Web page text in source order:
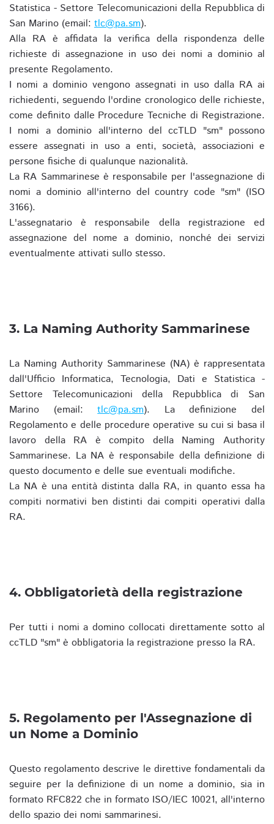
Statistica - Settore Telecomunicazioni della Repubblica di
San Marino (email: tlc@pa.sm).
Alla RA è affidata la verifica della rispondenza delle
richieste di assegnazione in uso dei nomi a dominio al
presente Regolamento.
I nomi a dominio vengono assegnati in uso dalla RA ai
richiedenti, seguendo l'ordine cronologico delle richieste,
come definito dalle Procedure Tecniche di Registrazione.
I nomi a dominio all'interno del ccTLD "sm" possono
essere assegnati in uso a enti, società, associazioni e
persone fisiche di qualunque nazionalità.
La RA Sammarinese è responsabile per l'assegnazione di
nomi a dominio all'interno del country code "sm" (ISO
3166).
L'assegnatario è responsabile della registrazione ed
assegnazione del nome a dominio, nonché dei servizi
eventualmente attivati sullo stesso.
3. La Naming Authority Sammarinese
La Naming Authority Sammarinese (NA) è rappresentata
dall'Ufficio Informatica, Tecnologia, Dati e Statistica -
Settore Telecomunicazioni della Repubblica di San
Marino (email:tlc@pa.sm). La definizione del
Regolamento e delle procedure operative su cui si basa il
lavoro della RA è compito della Naming Authority
Sammarinese. La NA è responsabile della definizione di
questo documento e delle sue eventuali modifiche.
La NA è una entità distinta dalla RA, in quanto essa ha
compiti normativi ben distinti dai compiti operativi dalla
RA.
4. Obbligatorietà della registrazione
Per tutti i nomi a domino collocati direttamente sotto al
ccTLD "sm" è obbligatoria la registrazione presso la RA.
5. Regolamento per l'Assegnazione di
un Nome a Dominio
Questo regolamento descrive le direttive fondamentali da
seguire per la definizione di un nome a dominio, sia in
formato RFC822 che in formato ISO/IEC 10021, all'interno
dello spazio dei nomi sammarinesi.